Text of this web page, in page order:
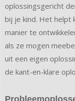
oplossingsgericht
bij je kind. Het helpt
manier te
als ze mogen
uit een eigen
de kant-en-klare